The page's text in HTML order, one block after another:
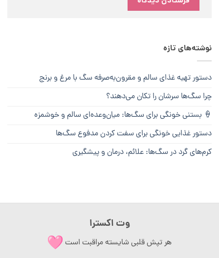
نوشته‌های تازه
دستور تهیه غذای سالم و مقرون‌به‌صرفه سگ با مرغ و برنج
چرا سگ‌ها سرشان را تکان می‌دهند؟
🍦 بستنی خونگی برای سگ‌ها: میان‌وعده‌ای سالم و خوشمزه
دستور غذایی خونگی برای سفت کردن مدفوع سگ‌ها
کرم‌های گرد در سگ‌ها: علائم، درمان و پیشگیری
وت اکسترا
هر تپش قلبی شایسته مراقبت است